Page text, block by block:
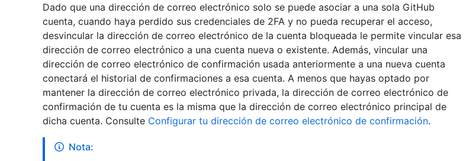
Dado que una dirección de correo electrónico solo se puede asociar a una sola GitHub
cuenta, cuando haya perdido sus credenciales de 2FA y no pueda recuperar el acceso,
desvincular la dirección de correo electrónico de la cuenta bloqueada le permite vincular esa
dirección de correo electrónico a una cuenta nueva o existente. Además, vincular una
dirección de correo electrónico de confirmación usada anteriormente a una nueva cuenta
conectará el historial de confirmaciones a esa cuenta. A menos que hayas optado por
mantener la dirección de correo electrónico privada, la dirección de correo electrónico de
confirmación de tu cuenta es la misma que la dirección de correo electrónico principal de
dicha cuenta. Consulte Configurar tu dirección de correo electrónico de confirmación.
Nota: